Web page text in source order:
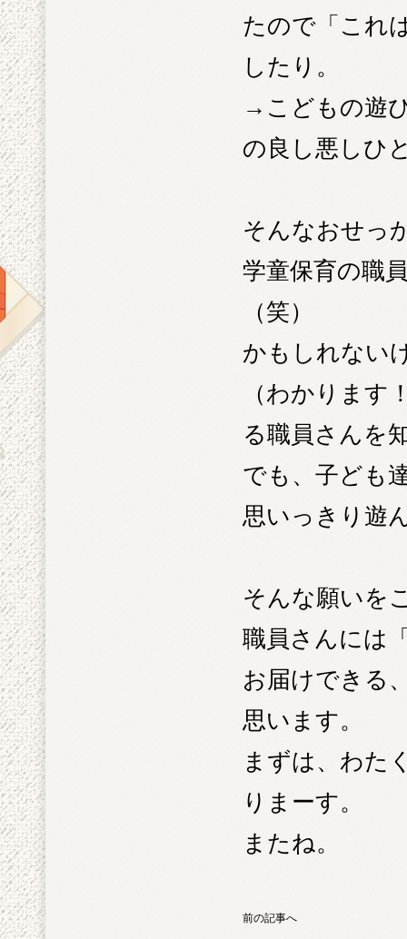
たので「これ
したり。
→こどもの遊
の良し悪しひ
そんなおせっ
学童保育の職
（笑）
かもしれない
（わかりま
る職員さんを
でも、子ども
思いっきり遊
そんな願いを
職員さんには
お届けできる
思います。
まずは、わた
りまーす。
またね。
前の記事へ